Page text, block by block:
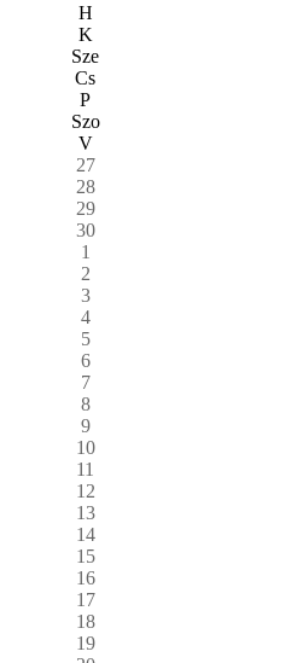
H
K
Sze
Cs
P
Szo
V
27
28
29
30
1
2
3
4
5
6
7
8
9
10
11
12
13
14
15
16
17
18
19